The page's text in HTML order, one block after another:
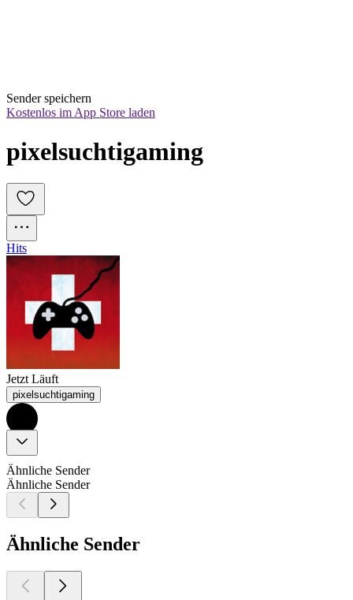
Sender speichern
Kostenlos im App Store laden
pixelsuchtigaming
Hits
Jetzt Läuft
pixelsuchtigaming
Ähnliche Sender
Ähnliche Sender
Ähnliche Sender